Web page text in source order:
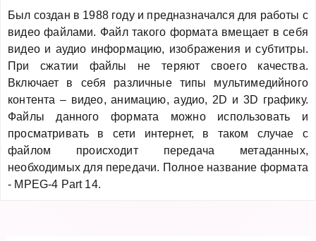
Был создан в 1988 году и предназначался для работы с
видео файлами. Файл такого формата вмещает в себя
видео и аудио информацию, изображения и субтитры.
При сжатии файлы не теряют своего качества.
Включает в себя различные типы мультимедийного
контента – видео, анимацию, аудио, 2D и 3D графику.
Файлы данного формата можно использовать и
просматривать в сети интернет, в таком случае с
файлом происходит передача метаданных,
необходимых для передачи. Полное название формата
- MPEG-4 Part 14.